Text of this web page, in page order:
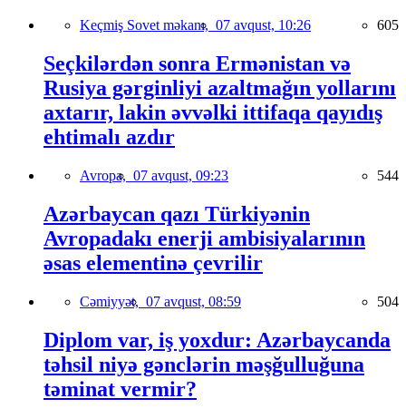
Keçmiş Sovet məkanı, 07 avqust, 10:26 605
Seçkilərdən sonra Ermənistan və
Rusiya gərginliyi azaltmağın yollarını
axtarır, lakin əvvəlki ittifaqa qayıdış
ehtimalı azdır
Avropa, 07 avqust, 09:23 544
Azərbaycan qazı Türkiyənin
Avropadakı enerji ambisiyalarının
əsas elementinə çevrilir
Cəmiyyət, 07 avqust, 08:59 504
Diplom var, iş yoxdur: Azərbaycanda
təhsil niyə gənclərin məşğulluğuna
təminat vermir?